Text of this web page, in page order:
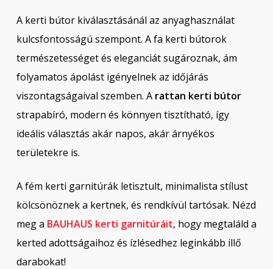
A kerti bútor kiválasztásánál az anyaghasználat
kulcsfontosságú szempont. A fa kerti bútorok
természetességet és eleganciát sugároznak, ám
folyamatos ápolást igényelnek az időjárás
viszontagságaival szemben. A rattan kerti bútor
strapabíró, modern és könnyen tisztítható, így
ideális választás akár napos, akár árnyékos
területekre is.
A fém kerti garnitúrák letisztult, minimalista stílust
kölcsönöznek a kertnek, és rendkívül tartósak. Nézd
meg a BAUHAUS kerti garnitúráit, hogy megtaláld a
kerted adottságaihoz és ízlésedhez leginkább illő
darabokat!